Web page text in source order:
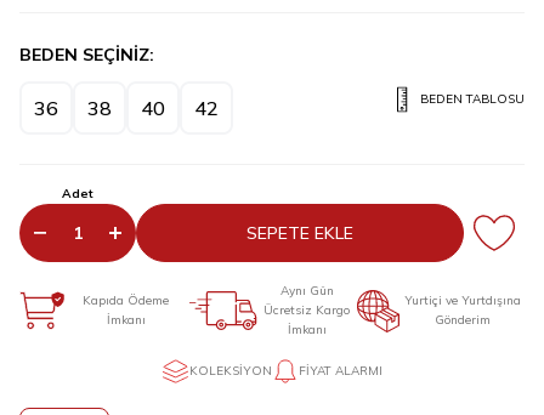
BEDEN SEÇİNİZ:
36 38 40 42 BEDEN TABLOSU
Adet
SEPETE EKLE
Kapıda Ödeme
İmkanı
Aynı Gün
Ücretsiz Kargo
İmkanı
Yurtiçi ve Yurtdışına
Gönderim
KOLEKSIYON FIYAT ALARMI